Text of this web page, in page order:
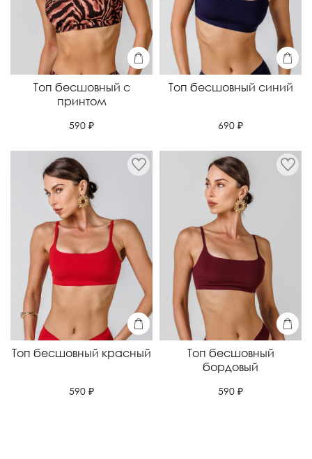
Топ бесшовный с
принтом
590 ₽
Топ бесшовный синий
690 ₽
Топ бесшовный красный
590 ₽
Топ бесшовный
бордовый
590 ₽